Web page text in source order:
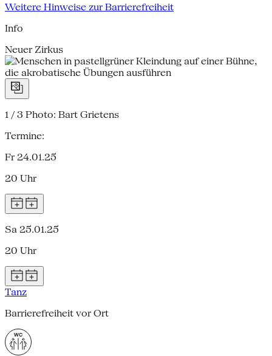
Weitere Hinweise zur Barrierefreiheit
Info
Neuer Zirkus
1 / 3 Photo: Bart Grietens
Termine:
Fr 24.01.25
20 Uhr
Sa 25.01.25
20 Uhr
Tanz
Barrierefreiheit vor Ort